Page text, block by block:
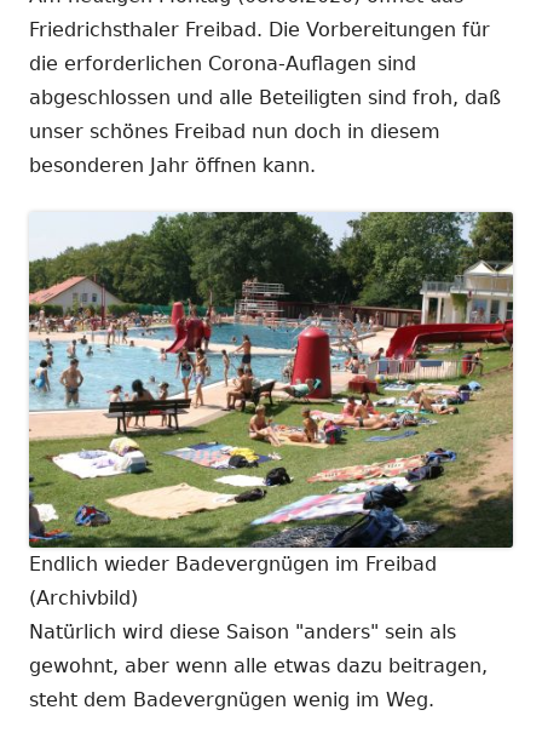
Friedrichsthaler Freibad. Die Vorbereitungen für
die erforderlichen Corona-Auflagen sind
abgeschlossen und alle Beteiligten sind froh, daß
unser schönes Freibad nun doch in diesem
besonderen Jahr öffnen kann.
Endlich wieder Badevergnügen im Freibad
(Archivbild)
Natürlich wird diese Saison "anders" sein als
gewohnt, aber wenn alle etwas dazu beitragen,
steht dem Badevergnügen wenig im Weg.